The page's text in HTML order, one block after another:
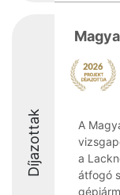
Díjazottak
A
a
átfogó